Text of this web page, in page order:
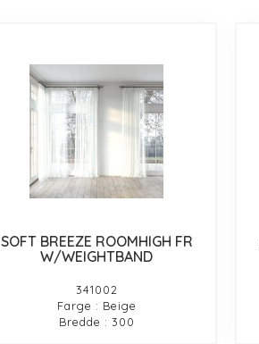
SOFT BREEZE ROOMHIGH FR
W/WEIGHTBAND
341002
Farge : Beige
Bredde : 300